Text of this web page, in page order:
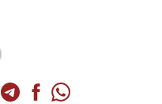
(se abre en una
Instagram (se abre en una
de TikTok (se abre en
de YouTube (se abre
Cuenta de Telegram (se
Cuenta de
Cuenta de